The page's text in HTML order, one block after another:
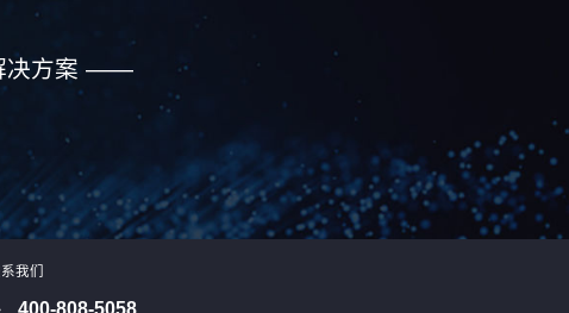
决方案 ——
我们
400-808-5058